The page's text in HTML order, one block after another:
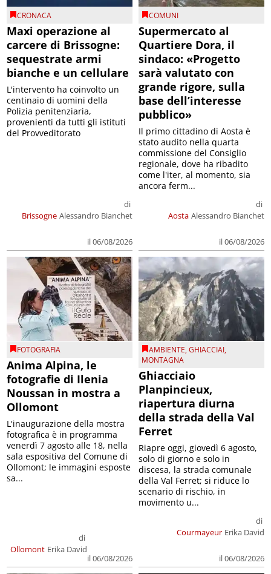
CRONACA
Maxi operazione al
carcere di Brissogne:
sequestrate armi
bianche e un cellulare
Brissogne
di
Alessandro Bianchet
il 06/08/2026
L'intervento ha coinvolto un
centinaio di uomini della
Polizia penitenziaria,
provenienti da tutti gli istituti
del Provveditorato
COMUNI
Supermercato al
Quartiere Dora, il
sindaco: «Progetto
sarà valutato con
grande rigore, sulla
base dell’interesse
pubblico»
Aosta
di
Alessandro Bianchet
il 06/08/2026
Il primo cittadino di Aosta è
stato audito nella quarta
commissione del Consiglio
regionale, dove ha ribadito
come l'iter, al momento, sia
ancora ferm...
FOTOGRAFIA
Anima Alpina, le
fotografie di Ilenia
Noussan in mostra a
Ollomont
Ollomont
di
Erika David
il 06/08/2026
L'inaugurazione della mostra
fotografica è in programma
venerdì 7 agosto alle 18, nella
sala espositiva del Comune di
Ollomont; le immagini esposte
sa...
AMBIENTE,GHIACCIAI,
MONTAGNA
Ghiacciaio
Planpincieux,
riapertura diurna
della strada della Val
Ferret
Courmayeur
di
Erika David
il 06/08/2026
Riapre oggi, giovedì 6 agosto,
solo di giorno e solo in
discesa, la strada comunale
della Val Ferret; si riduce lo
scenario di rischio, in
movimento u...